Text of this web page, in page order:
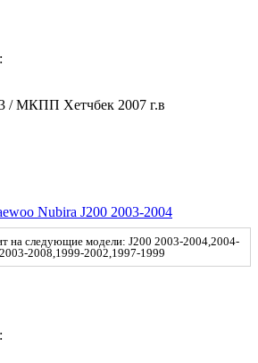
/ МКПП Хетчбек 2007 г.в
Nubira J200 2003-2004
на следующие модели: J200 2003-2004,2004-
2008,1999-2002,1997-1999